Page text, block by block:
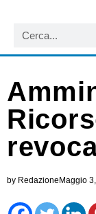
by Redazione Maggio